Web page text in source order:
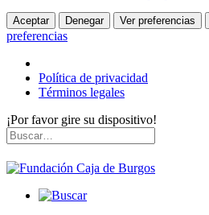
Aceptar Denegar Ver preferencias
preferencias
Política de privacidad
Términos legales
¡Por favor gire su dispositivo!
Skip
to
content
Buscar
por: